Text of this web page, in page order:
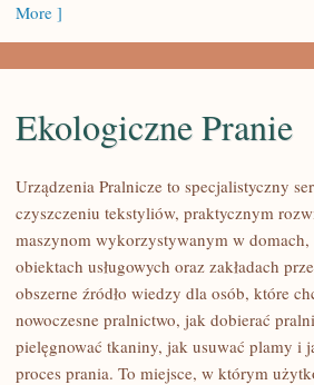
More ]
EKOLOGICZNE
PRANIE
Ekologiczne Pranie
Urządzenia Pralnicze to specjalistyczny
czyszczeniu tekstyliów, praktycznym
maszynom wykorzystywanym w
obiektach usługowych oraz zakładach
obszerne źródło wiedzy dla osób, które
nowoczesne pralnictwo, jak dobierać
pielęgnować tkaniny, jak usuwać plamy i
proces prania. To miejsce, w którym